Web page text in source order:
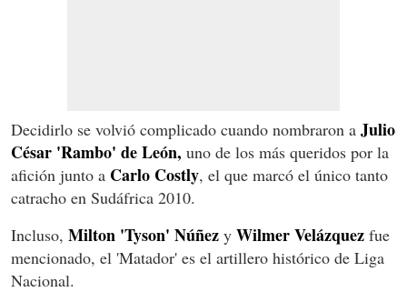
Decidirlo se volvió complicado cuando nombraron a Julio
César 'Rambo' de León, uno de los más queridos por la
afición junto a Carlo Costly, el que marcó el único tanto
catracho en Sudáfrica 2010.
Incluso, Milton 'Tyson' Núñez y Wilmer Velázquez fue
mencionado, el 'Matador' es el artillero histórico de Liga
Nacional.